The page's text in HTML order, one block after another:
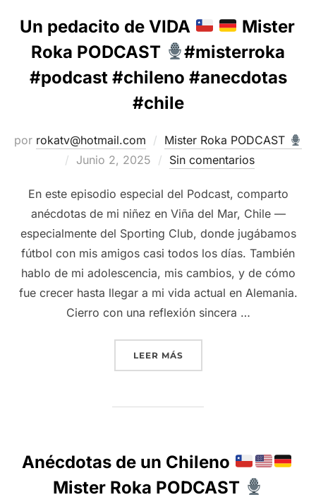
Un pedacito de VIDA
Mister
Roka PODCAST
#misterroka
#podcast #chileno #anecdotas
#chile
por rokatv@hotmail.com
Mister Roka PODCAST
Publicado
Junio 2, 2025 Sin comentarios
En este episodio especial del Podcast, comparto
anécdotas de mi niñez en Viña del Mar, Chile —
especialmente del Sporting Club, donde jugábamos
fútbol con mis amigos casi todos los días. También
hablo de mi adolescencia, mis cambios, y de cómo
fue crecer hasta llegar a mi vida actual en Alemania.
Cierro con una reflexión sincera …
LEER MÁS“UN PEDACITO DE VIDA
Anécdotas de un Chileno
Mister Roka PODCAST